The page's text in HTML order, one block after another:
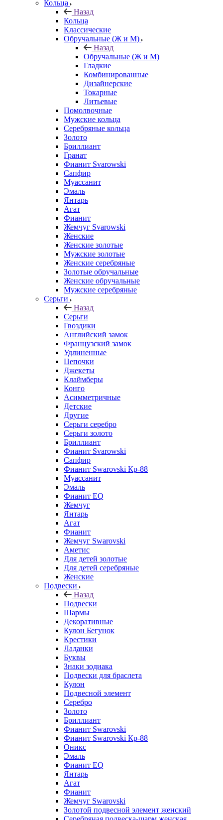
Кольца
Назад
Кольца
Классические
Обручальные (Ж и М)
Назад
Обручальные (Ж и М)
Гладкие
Комбинированные
Дизайнерские
Токарные
Литьевые
Помолвочные
Мужские кольца
Серебряные кольца
Золото
Бриллиант
Гранат
Фианит Svarowski
Сапфир
Муассанит
Эмаль
Янтарь
Агат
Фианит
Жемчуг Svarowski
Женские
Женские золотые
Мужские золотые
Женские серебряные
Золотые обручальные
Женские обручальные
Мужские серебряные
Серьги
Назад
Серьги
Гвоздики
Английский замок
Французский замок
Удлиненные
Цепочки
Джекеты
Клаймберы
Конго
Асимметричные
Детские
Другие
Серьги серебро
Серьги золото
Бриллиант
Фианит Svarowski
Сапфир
Фианит Swarovski Кр-88
Муассанит
Эмаль
Фианит EQ
Жемчуг
Янтарь
Агат
Фианит
Жемчуг Swarovski
Аметис
Для детей золотые
Для детей серебряные
Женские
Подвески
Назад
Подвески
Шармы
Декоративные
Кулон Бегунок
Крестики
Ладанки
Буквы
Знаки зодиака
Подвески для браслета
Кулон
Подвесной элемент
Серебро
Золото
Бриллиант
Фианит Swarovski
Фианит Swarovski Кр-88
Оникс
Эмаль
Фианит EQ
Янтарь
Агат
Фианит
Жемчуг Swarovski
Золотой подвесной элемент женcкий